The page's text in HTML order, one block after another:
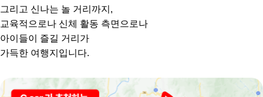
그리고 신나는 놀 거리까지,
교육적으로나 신체 활동 측면으로나
아이들이 즐길 거리가
가득한 여행지입니다.